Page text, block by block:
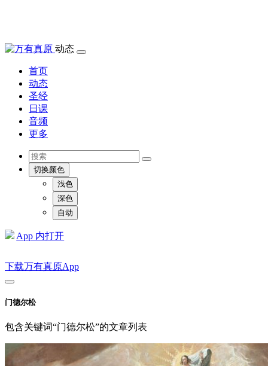
动态
首页
动态
圣经
日课
音频
更多
切换颜色
浅色
深色
自动
App 内打开
下载万有真原App
门德尔松
包含关键词“门德尔松”的文章列表